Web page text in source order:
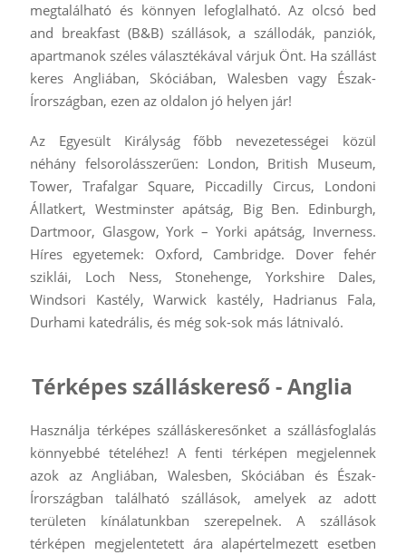
megtalálható és könnyen lefoglalható. Az olcsó bed
and breakfast (B&B) szállások, a szállodák, panziók,
apartmanok széles választékával várjuk Önt. Ha szállást
keres Angliában, Skóciában, Walesben vagy Észak-
Írországban, ezen az oldalon jó helyen jár!
Az Egyesült Királyság főbb nevezetességei közül
néhány felsorolásszerűen: London, British Museum,
Tower, Trafalgar Square, Piccadilly Circus, Londoni
Állatkert, Westminster apátság, Big Ben. Edinburgh,
Dartmoor, Glasgow, York – Yorki apátság, Inverness.
Híres egyetemek: Oxford, Cambridge. Dover fehér
sziklái, Loch Ness, Stonehenge, Yorkshire Dales,
Windsori Kastély, Warwick kastély, Hadrianus Fala,
Durhami katedrális, és még sok-sok más látnivaló.
Térképes szálláskereső - Anglia
Használja térképes szálláskeresőnket a szállásfoglalás
könnyebbé tételéhez! A fenti térképen megjelennek
azok az Angliában, Walesben, Skóciában és Észak-
Írországban található szállások, amelyek az adott
területen kínálatunkban szerepelnek. A szállások
térképen megjelentetett ára alapértelmezett esetben